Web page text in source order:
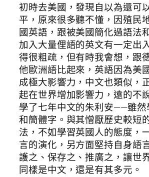
初時去美國，發現自以為還可
平，原來很多聽不懂，因殖民
國英語，跟被美國簡化過語法
加入大量俚語的英文有一定出
得很粗疏，但有時我會想，跟
他歐洲語比起來，英語因為美
成極大影響力，中文也類似，
起在世界增加影響力，遠的不
學了七年中文的朱利安——雖然
和簡體字。與其憎厭歷史較短
法，不如學習英國人的態度，
言的演化，另方面堅持自身語
護之、保存之、推廣之，讓世
同樣是中文，還是有其多元。